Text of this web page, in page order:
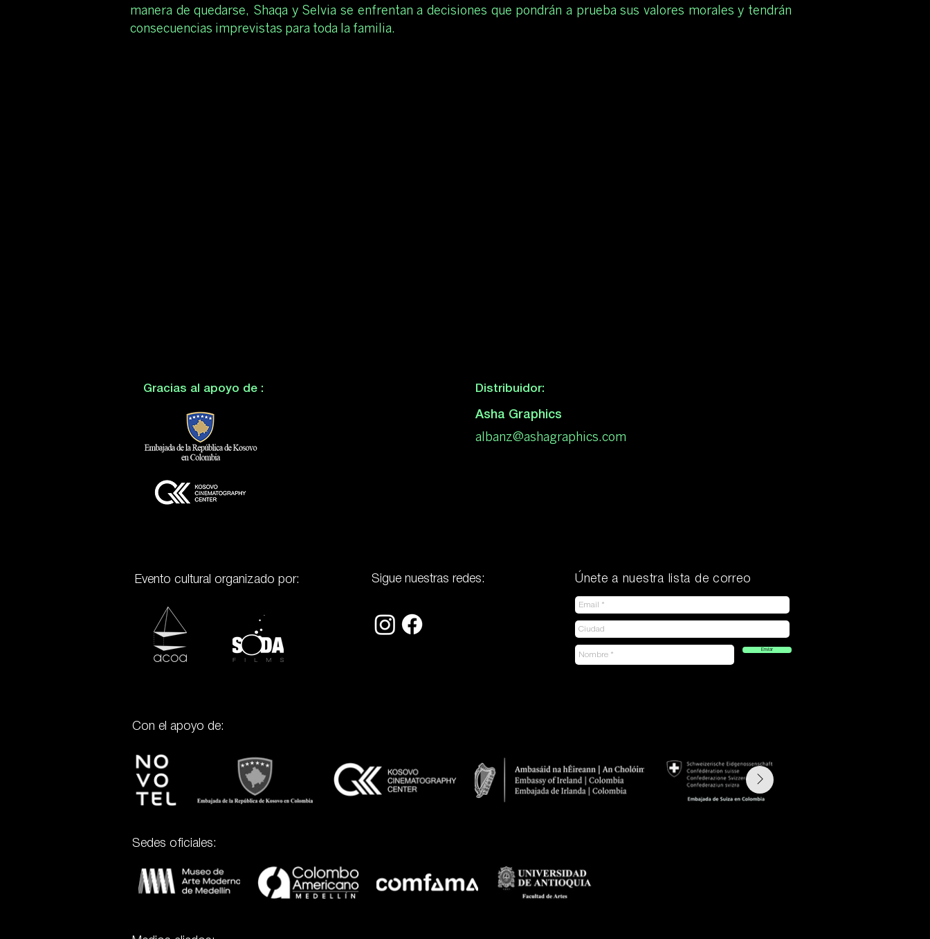
manera de quedarse, Shaqa y Selvia se enfrentan a decisiones que pondrán a prueba sus valores morales y tendrán
consecuencias imprevistas para toda la familia.
Gracias al apoyo de : Distribuidor:
Asha Graphics
albanz@ashagraphics.com
Evento cultural organizado por: Sigue nuestras redes: Únete a nuestra lista de correo
Enviar
Con el apoyo de:
Sedes oficiales: